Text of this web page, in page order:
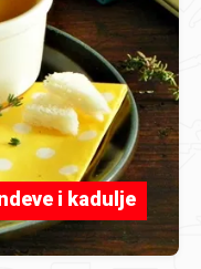
i kadulje